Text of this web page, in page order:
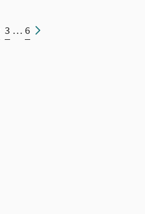
3 … 6